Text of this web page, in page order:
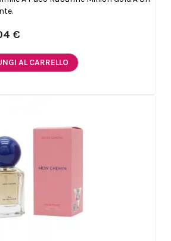
€
AL CARRELLO